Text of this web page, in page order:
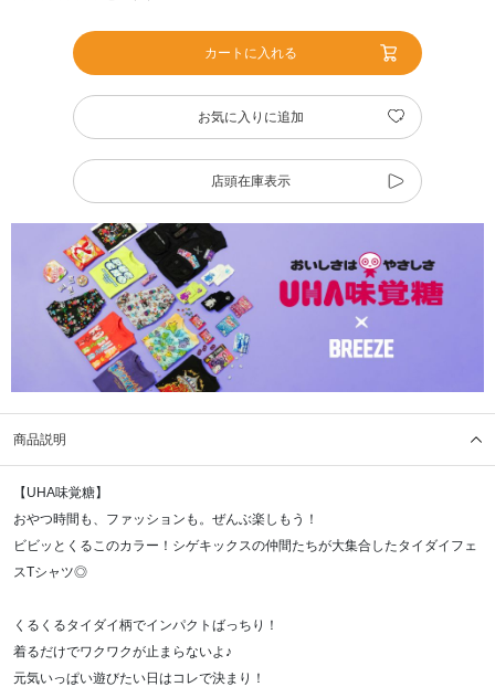
カートに入れる
お気に入りに追加
店頭在庫表示
商品説明
【UHA味覚糖】
おやつ時間も、ファッションも。ぜんぶ楽しもう！
ビビッとくるこのカラー！シゲキックスの仲間たちが大集合したタイダイフェ
スTシャツ◎
くるくるタイダイ柄でインパクトばっちり！
着るだけでワクワクが止まらないよ♪
元気いっぱい遊びたい日はコレで決まり！